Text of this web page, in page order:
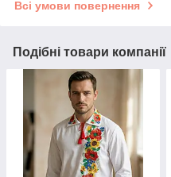
Всі умови повернення
Подібні товари компанії